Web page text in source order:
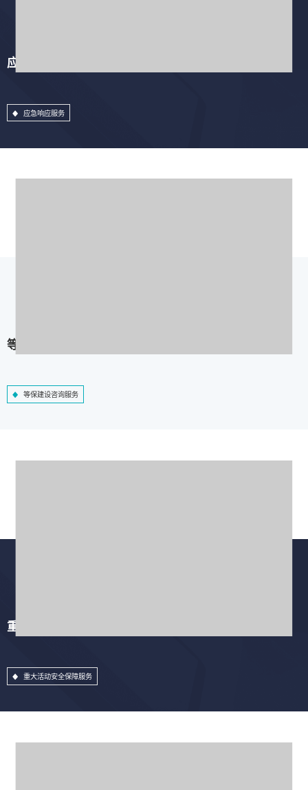
应急响应服务
应急响应服务
等保建设咨询服务
等保建设咨询服务
重大活动安全保障服务
重大活动安全保障服务